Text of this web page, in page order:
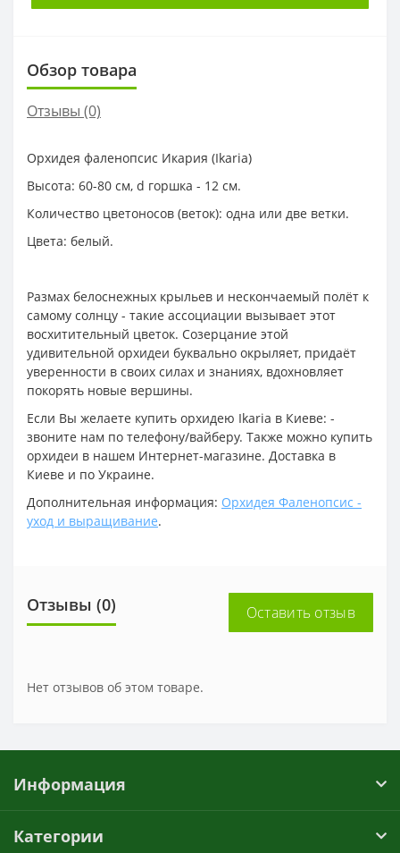
Обзор товара
Отзывы (0)
Орхидея фаленопсис Икария (Ikaria)
Высота: 60-80 см, d горшка - 12 см.
Количество цветоносов (веток): одна или две ветки.
Цвета: белый.
Размах белоснежных крыльев и нескончаемый полёт к
самому солнцу - такие ассоциации вызывает этот
восхитительный цветок. Созерцание этой
удивительной орхидеи буквально окрыляет, придаёт
уверенности в своих силах и знаниях, вдохновляет
покорять новые вершины.
Если Вы желаете купить орхидею Ikaria в Киеве: -
звоните нам по телефону/вайберу. Также можно купить
орхидеи в нашем Интернет-магазине. Доставка в
Киеве и по Украине.
Дополнительная информация: Орхидея Фаленопсис -
уход и выращивание.
Отзывы (0) Оставить отзыв
Нет отзывов об этом товаре.
Информация
Категории